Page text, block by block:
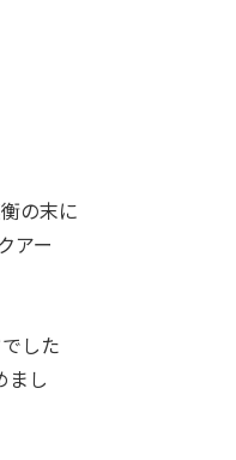
の末に
アー
した
まし